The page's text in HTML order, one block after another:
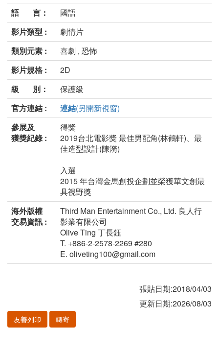
語 言：
國語
影片類型 :
劇情片
類別元素 :
喜劇 , 恐怖
影片規格 :
2D
級 別：
保護級
官方連結 :
連結(另開新視窗)
參展及
獲獎紀錄 :
得獎
2019台北電影獎 最佳男配角(林鶴軒)、最
佳造型設計(陳漪)
入選
2015 年台灣金馬創投企劃並榮獲華文創最
具視野獎
海外版權
交易資訊 :
Third Man Entertainment Co., Ltd. 良人行
影業有限公司
Olive Ting 丁長鈺
T. +886-2-2578-2269 #280
E. oliveting100@gmail.com
張貼日期:2018/04/03
更新日期:2026/08/03
友善列印 轉寄